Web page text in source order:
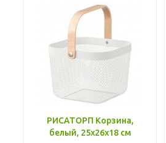
РИСАТОРП Корзина,
белый, 25x26x18 см